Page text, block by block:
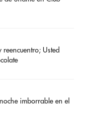
Usted
imborrable en el